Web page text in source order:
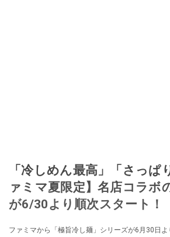
「冷しめん最高」「さっぱ
ァミマ夏限定】名店コラボ
が6/30より順次スタート！
ファミマから「極旨冷し麺」シリーズが6月30日